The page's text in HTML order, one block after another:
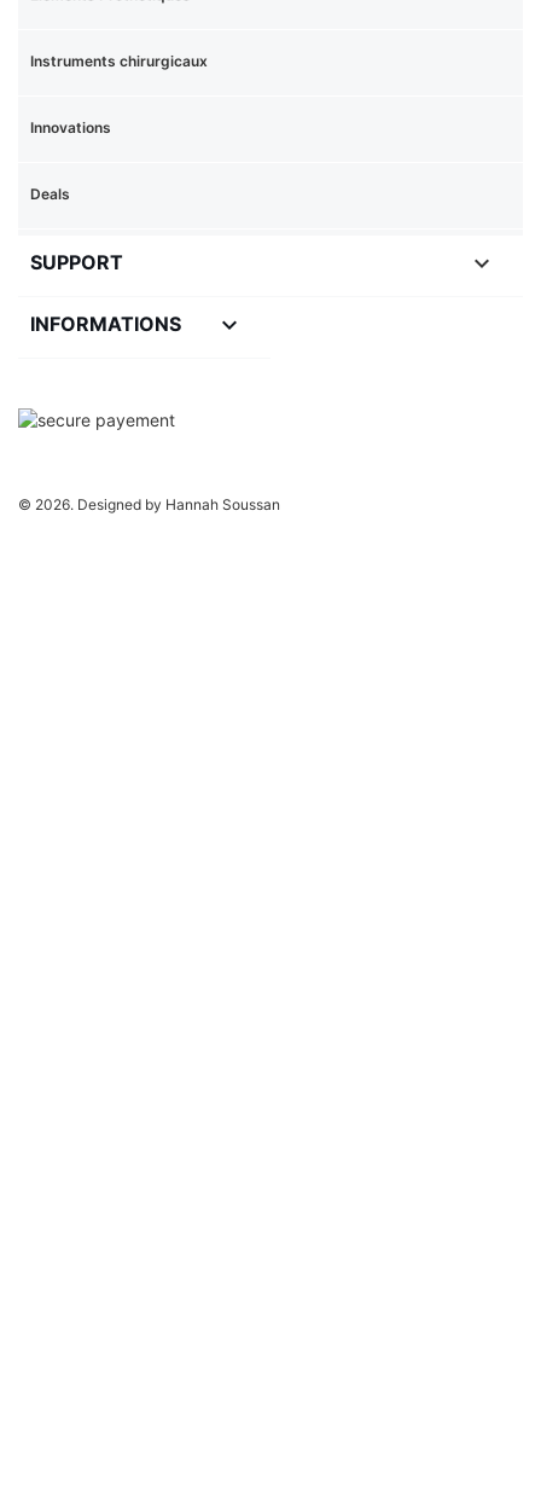
Innovations
Instruments chirurgicaux
Deals
SUPPORT 
INFORMATIONS keyboard_arrow_down
© 2026. Designed by Hannah Soussan